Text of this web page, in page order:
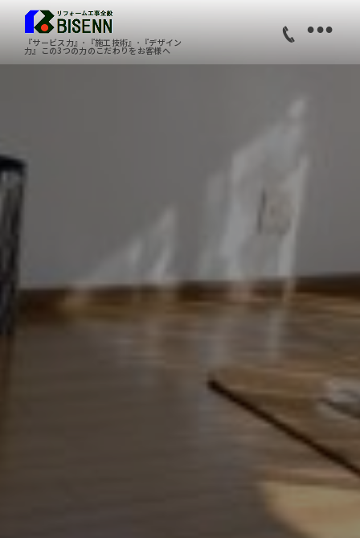
『サービス力』･『施工技術』･『デザイン
力』この3つの力のこだわりをお客様へ
•